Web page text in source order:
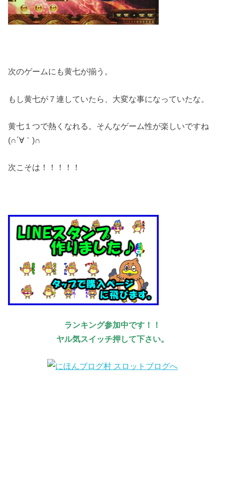
次のゲームにも黄七が揃う。
もし黄七が７連していたら、大変な事になっていたな。
黄七１つで熱くなれる。そんなゲーム性が楽しいですね
(∩´∀｀)∩
次こそは！！！！！
ランキング参加中です！！
ヤル気スイッチ押して下さい。